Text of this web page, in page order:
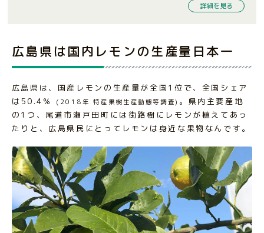
詳細を見る
広島県は国内レモンの生産量日本一
広島県は、国産レモンの生産量が全国1位で、全国シェア
は50.4％
(2018年 特産果樹生産動態等調査) 。県内主要産地
の1つ、尾道市瀬戸田町には街路樹にレモンが植えてあっ
たりと、広島県民にとってレモンは身近な果物なんです。